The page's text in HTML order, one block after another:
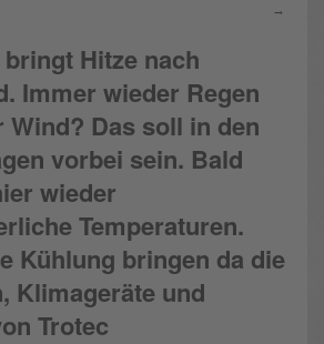
→
Hitze nach
Immer wieder Regen
Das soll in den
vorbei sein. Bald
wieder
Temperaturen.
Kühlung bringen da die
Klimageräte und
Trotec